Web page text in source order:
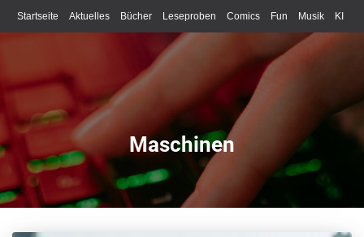
Startseite Aktuelles Bücher Leseproben Comics Fun Musik KI
Schreiben
Maschinen